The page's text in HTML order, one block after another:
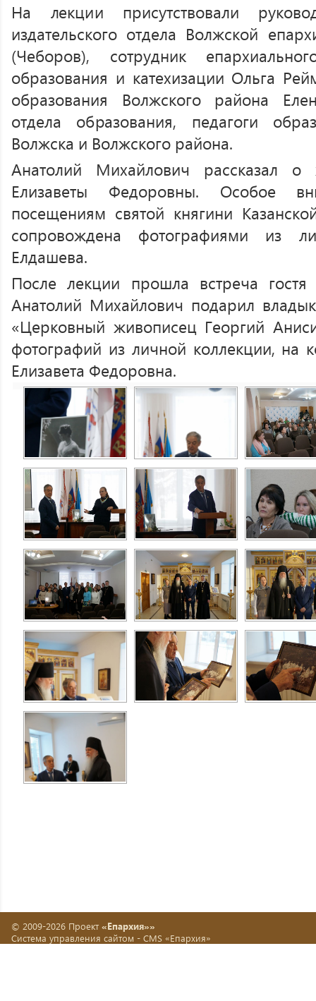
На лекции присутствовали
издательского отдела Волжской
(Чеборов), сотрудник
образования и катехизации Ольга
образования Волжского района
отдела образования, педагоги
Волжска и Волжского района.
Анатолий Михайлович рассказал о
Елизаветы Федоровны. Особое
посещениям святой княгини
сопровождена фотографиями из
Елдашева.
После лекции прошла встреча
Анатолий Михайлович подарил
«Церковный живописец Георгий
фотографий из личной коллекции, на
Елизавета Федоровна.
© 2009-2026 Проект «Епархия»»
Система управления сайтом - CMS «Епархия»